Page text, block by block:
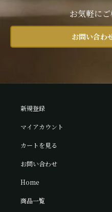
お気軽に
お問い合わ
新規登録
マイアカウント
カートを見る
お問い合わせ
Home
商品一覧